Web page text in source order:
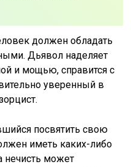
должен обладать
Дьявол наделяет
и мощью, справится с
уверенный в
посвятить свою
иметь каких-либо
нечисть может